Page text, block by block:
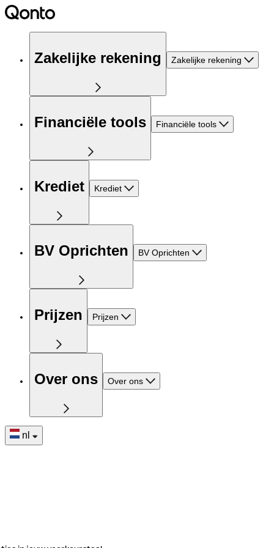
Zakelijke rekening Zakelijke rekening
Financiële tools Financiële tools
Krediet Krediet
BV Oprichten BV Oprichten
Prijzen Prijzen
Over ons Over ons
nl